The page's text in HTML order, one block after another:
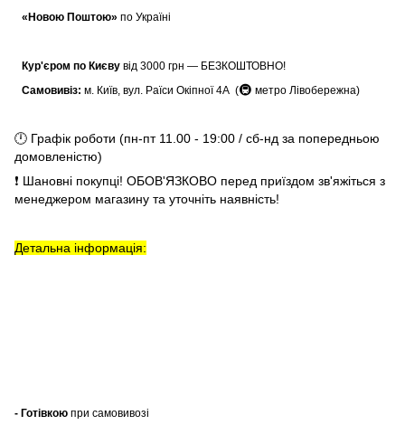
«Новою Поштою» по Україні
Кур'єром по Києву від 3000 грн — БЕЗКОШТОВНО!
Самовивіз: м. Київ, вул. Раїси Окіпної 4А (🚇 метро Лівобережна)
🕛 Графік роботи (пн-пт 11.00 - 19:00 / сб-нд за попередньою
домовленістю)
❗ Шановні покупці! ОБОВ'ЯЗКОВО перед приїздом зв'яжіться з
менеджером магазину та уточніть наявність!
Детальна інформація:
- Готівкою при самовивозі